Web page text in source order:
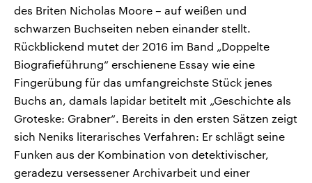
des Briten Nicholas Moore – auf weißen und
schwarzen Buchseiten neben einander stellt.
Rückblickend mutet der 2016 im Band „Doppelte
Biografieführung“ erschienene Essay wie eine
Fingerübung für das umfangreichste Stück jenes
Buchs an, damals lapidar betitelt mit „Geschichte als
Groteske: Grabner“. Bereits in den ersten Sätzen zeigt
sich Neniks literarisches Verfahren: Er schlägt seine
Funken aus der Kombination von detektivischer,
geradezu versessener Archivarbeit und einer